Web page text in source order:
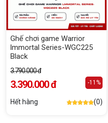
Ghế chơi game Warrior
lmmortal Series-WGC225
Black
3.790.000 đ
3.390.000 đ -11%
Hết hàng (0)